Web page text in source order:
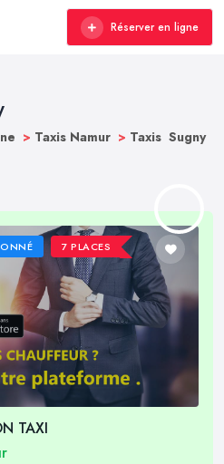
Réserver en ligne
> Taxis Namur > Taxis Sugny
7 PLACES
TAXI